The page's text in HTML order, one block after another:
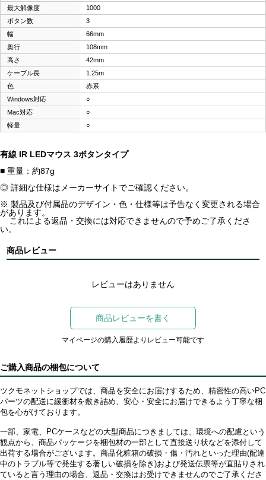
最大解像度
1000
ボタン数
3
幅
66mm
奥行
108mm
高さ
42mm
ケーブル長
1.25m
色
赤系
Windows対応
○
Mac対応
○
軽量
○
有線 IR LEDマウス 3ボタンタイプ
■ 重量：約87g
◎ 詳細な仕様はメーカーサイトでご確認ください。
※ 製品及び付属品のデザイン・色・仕様等は予告なく変更される場合
があります。
これによる返品・交換には対応できませんので予めご了承くださ
い。
商品レビュー
レビューはありません
商品レビューを書く
マイページの購入履歴よりレビュー可能です
ご購入商品の梱包について
ツクモネットショップでは、商品を安全にお届けするため、精密性の高いPC
パーツの配送に緩衝材を敷き詰め、安心・安全にお届けできるよう丁寧な梱
包を心がけております。
一部、家電、PCケースなどの大型商品につきましては、環境への配慮という
観点から、商品パッケージを梱包材の一部として直接送り状などを添付して
出荷する場合がございます。商品化粧箱の破損・傷・汚れといった理由(配達
中のトラブル等で発生する著しい破損を除き)および発送伝票等が直貼りされ
ていると言う理由の場合、返品・交換はお受けできませんのでご了承くださ